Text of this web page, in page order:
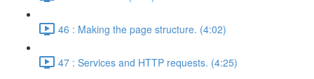
46 : Making the page structure. (4:02)
47 : Services and HTTP requests. (4:25)